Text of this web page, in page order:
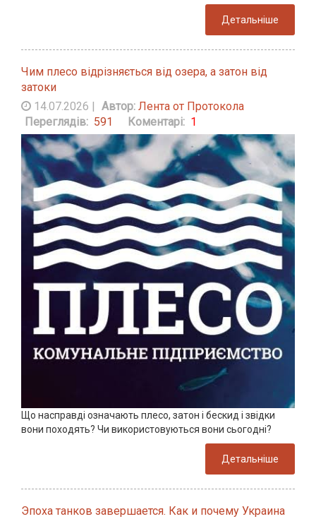
Детальніше
Чим плесо відрізняється від озера, а затон від
затоки
14.07.2026 | Автор: Лента от Протокола
Переглядів: 591 Коментарі: 1
Що насправді означають плесо, затон і бескид і звідки
вони походять? Чи використовуються вони сьогодні?
Детальніше
Эпоха танков завершается. Как и почему Украина